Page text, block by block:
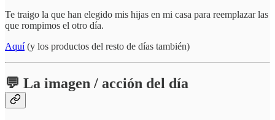
Te traigo la que han elegido mis hijas en mi casa para reemplazar las
que rompimos el otro día.
Aquí (y los productos del resto de días también)
💬 La imagen / acción del día